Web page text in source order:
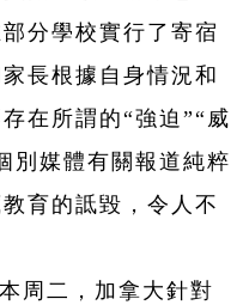
分學校實行了寄宿
長根據自身情況和
在所謂的“強迫”“威
別媒體有關報道純粹
育的詆毀，令人不
周二，加拿大針對